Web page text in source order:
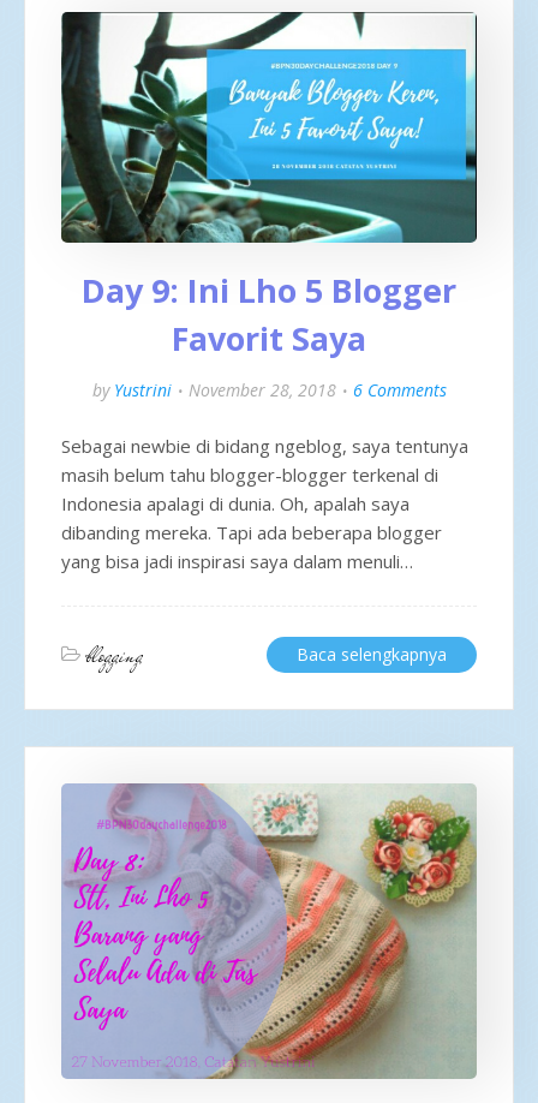
Day 9: Ini Lho 5 Blogger
Favorit Saya
by Yustrini November 28, 2018 6 Comments
Sebagai newbie di bidang ngeblog, saya tentunya
masih belum tahu blogger-blogger terkenal di
Indonesia apalagi di dunia. Oh, apalah saya
dibanding mereka. Tapi ada beberapa blogger
yang bisa jadi inspirasi saya dalam menuli…
blogging Baca selengkapnya